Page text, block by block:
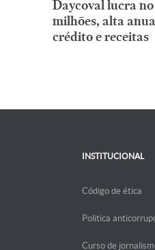
Daycoval lucra
milhões, alta
crédito e receitas
INSTITUCIONAL
Código de ética
Politica
Curso de